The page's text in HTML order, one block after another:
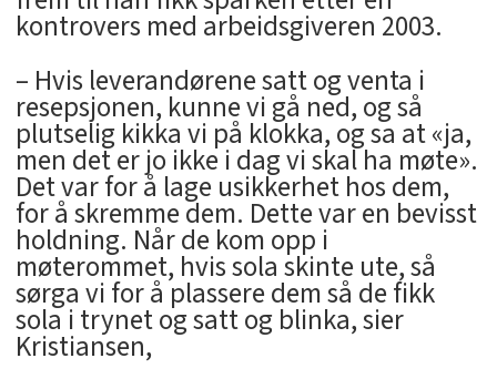
kontrovers med arbeidsgiveren 2003.
– Hvis leverandørene satt og venta i
resepsjonen, kunne vi gå ned, og så
plutselig kikka vi på klokka, og sa at «ja,
men det er jo ikke i dag vi skal ha møte».
Det var for å lage usikkerhet hos dem,
for å skremme dem. Dette var en bevisst
holdning. Når de kom opp i
møterommet, hvis sola skinte ute, så
sørga vi for å plassere dem så de fikk
sola i trynet og satt og blinka, sier
Kristiansen,